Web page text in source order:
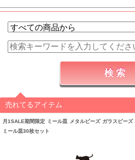
売れてるアイテム
月1SALE期間限定 ミール皿 メタルビーズ ガラスビーズ
ミール皿30枚セット